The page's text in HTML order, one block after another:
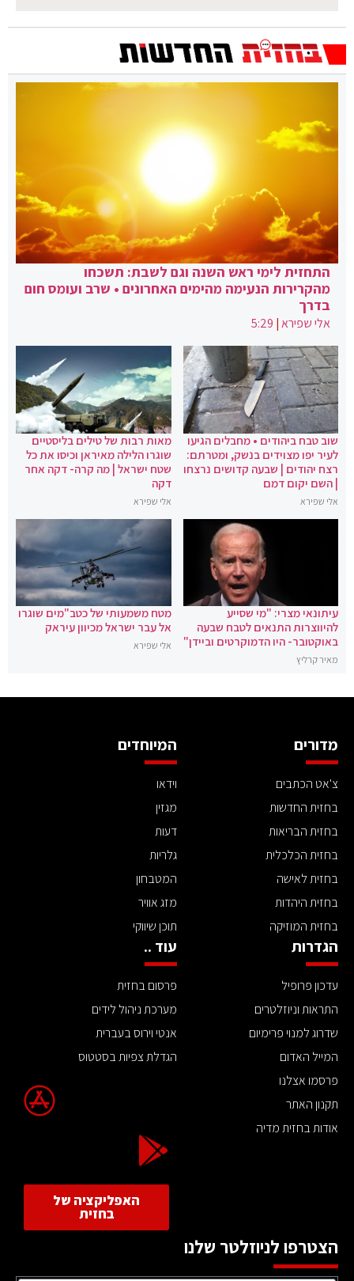
התחזית לימי ראש השנה וגם לשבת: תשכחו
מהקרירות הנעימה מהימים האחרונים • שרב ועומס חום
בדרך
אלי שפירא|
5:29
שוב טבח ביהודים • מחבלים הגיעו
לעיר יפו מצוידים בנשק, ומטרתם:
רצח יהודים | שבעה קדושים נרצחו
| השם יקום דמם
אלי שפירא
מאות רבות של טילים בליסטיים
שוגרו הלילה מאיראן וכיסו את כל
שטח ישראל | מה קרה- דקה אחר
דקה
אלי שפירא
עיתונאי מצרי: "מי שסייע
להיווצרות התנאים לטבח שבעה
באוקטובר- היו הדמוקרטים וביידן"
מאיר קרליץ
מטח משמעותי של כטב"מים שוגרו
אל עבר ישראל מכיוון עיראק
אלי שפירא
מדורים
צ'אט הכתבים
בחזית החדשות
בחזית הבריאות
בחזית הכלכלית
בחזית לאישה
בחזית היהדות
בחזית המוזיקה
המיוחדים
וידאו
מגזין
דעות
גלריות
המטבחון
מזג אוויר
תוכן שיווקי
הגדרות
עדכון פרופיל
התראות וניוזלטרים
שדרוג למנוי פרימיום
המייל האדום
פרסמו אצלנו
תקנון האתר
אודות בחזית מדיה
עוד ..
פרסום בחזית
מערכת ניהול לידים
אנטי וירוס בעברית
הגדלת צפיות בסטטוס
האפליקציה של
בחזית
הצטרפו לניוזלטר שלנו